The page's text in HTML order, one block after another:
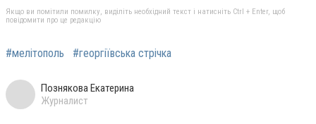
Якщо ви помітили помилку, виділіть необхідний текст і натисніть Ctrl + Enter, щоб
повідомити про це редакцію
#мелітополь #георгіївська стрічка
Познякова Екатерина
Журналист